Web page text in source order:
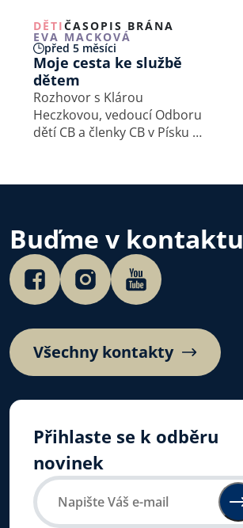
DĚTIČASOPIS BRÁNA
EVA MACKOVÁ
před 5 měsíci
Moje cesta ke službě
dětem
Rozhovor s Klárou
Heczkovou, vedoucí Odboru
dětí CB a členky CB v Písku –
Buďme v kontaktu
Všechny kontakty
Přihlaste se k odběru
novinek